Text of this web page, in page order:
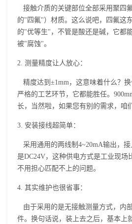
接触介质的关键部位全部采用聚四
的"四氟"）材质。这么说吧，四氟这
的"优等生"，不管是酸还是碱，它都
被"腐蚀"。
2. 测量精度让人放心：
精度达到±1mm，这意味着什么？
严格的工艺环节，它都能胜任。
长，当然啦，如果您有别的需求，咱
3. 安装接线超简单：
采用通用的两线制4~20mA输出，
是DC24V，这种供电方式是工业现场
不用担心匹配不上的问题。
4. 其实维护也很省事：
由于采用的是无接触测量方式，内
件。换句话说，装上去之后，基本上